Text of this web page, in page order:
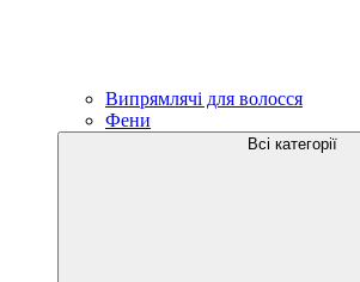
Випрямлячі для волосся
Фени
Всі категорії